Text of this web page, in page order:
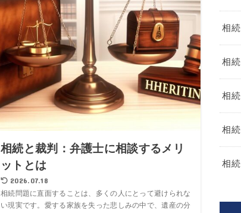
相続と裁判：弁護士に相談するメリ
ットとは
2026.07.18
相続問題に直面することは、多くの人にとって避けられな
い現実です。愛する家族を失った悲しみの中で、遺産の分
相
相
相
相
相